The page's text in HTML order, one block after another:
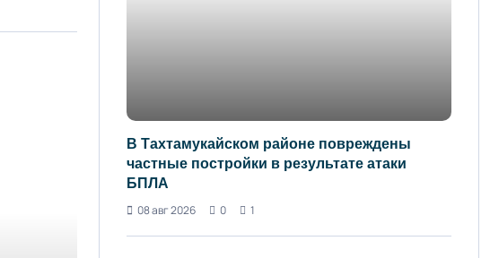
В Тахтамукайском районе повреждены
частные постройки в результате атаки
БПЛА
08 авг 2026
0 1